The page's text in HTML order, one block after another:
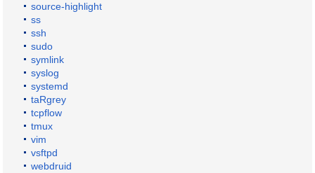
source-highlight
ss
ssh
sudo
symlink
syslog
systemd
taRgrey
tcpflow
tmux
vim
vsftpd
webdruid